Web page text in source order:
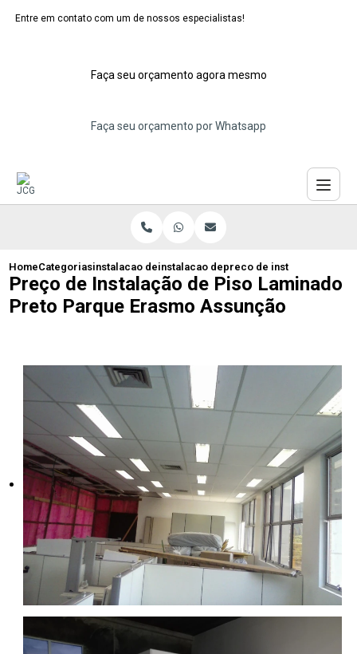
Entre em contato com um de nossos especialistas!
Faça seu orçamento agora mesmo
Faça seu orçamento por Whatsapp
HomeCategoriasinstalacao de pisos laminados
instalacao de piso laminado para
preco de instalacao de
Preço de Instalação de Piso Laminado
Preto Parque Erasmo Assunção